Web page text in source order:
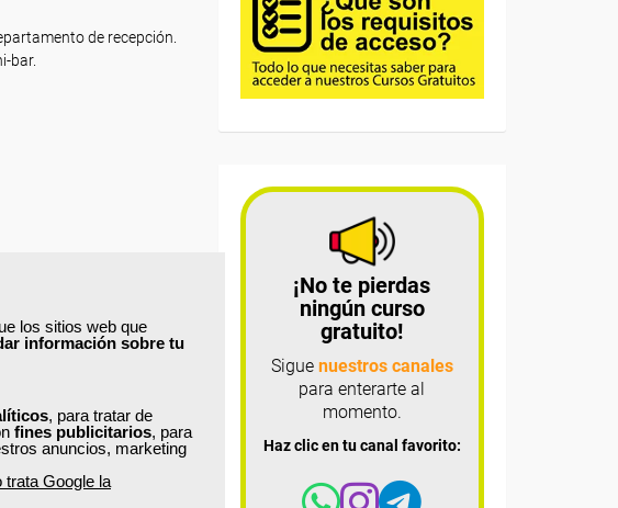
los sitios web que
información sobre tu
, para tratar de
fines publicitarios, para
anuncios, marketing
trata Google la
de recepción.
bar.
¡No te pierdas
ningún curso
gratuito!
Sigue nuestros canales
para enterarte al
momento.
Haz clic en tu canal favorito: